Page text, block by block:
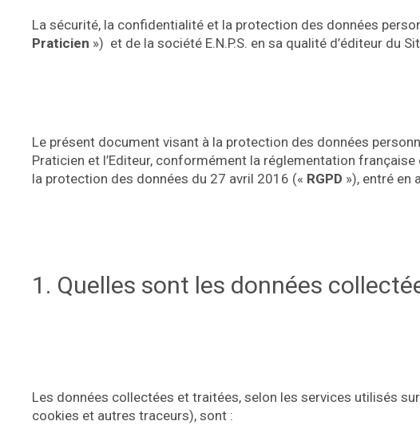
La sécurité, la confidentialité et la protection des données
Praticien ») et de la société E.N.P.S. en sa qualité d’éditeur du
Le présent document visant à la protection des données
Praticien et l’Editeur, conformément la réglementation
la protection des données du 27 avril 2016 (« RGPD »), entré en
1. Quelles sont les données
Les données collectées et traitées, selon les services utilisés
cookies et autres traceurs), sont :